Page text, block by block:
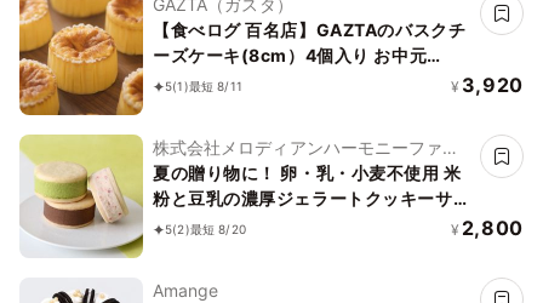
【食べログ 百名店】GAZTAのバスクチ
ーズケーキ(8cm）4個入り お中元
2026
5(1)最短 8/11 ¥ 3,920
株式会社メロディアンハーモニーファイ
ン
夏の贈り物に！ 卵・乳・小麦不使用 米
粉と豆乳の濃厚ジェラートクッキーサン
ド アイス 2026 お中元2026
5(2)最短 8/20 ¥ 2,800
Amange